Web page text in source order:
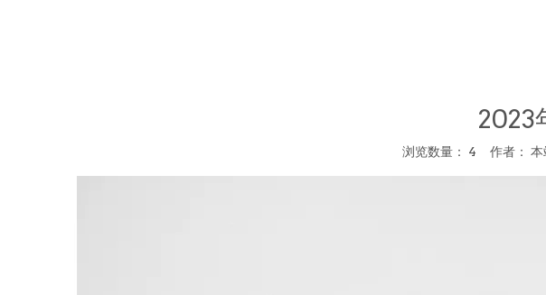
2023
浏览数量： 4 作者：
["wechat","weibo","qzone","douban","email"]